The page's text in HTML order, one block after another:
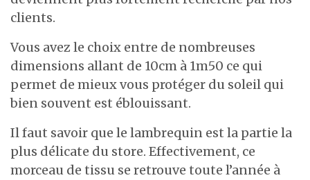
clients.
Vous avez le choix entre de nombreuses
dimensions allant de 10cm à 1m50 ce qui
permet de mieux vous protéger du soleil qui
bien souvent est éblouissant.
Il faut savoir que le lambrequin est la partie la
plus délicate du store. Effectivement, ce
morceau de tissu se retrouve toute l’année à